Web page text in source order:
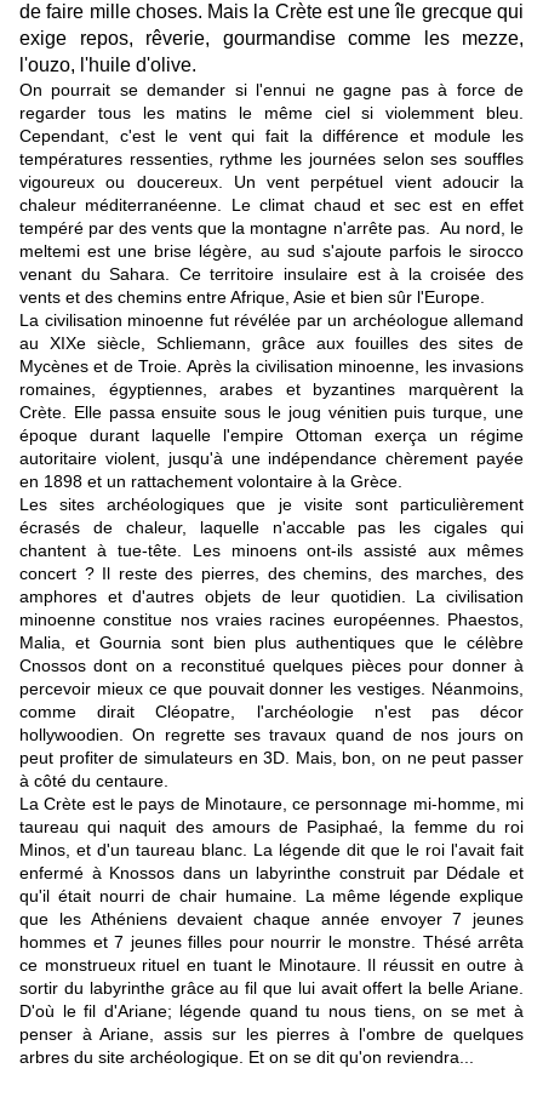
de faire mille choses. Mais la Crète est une île grecque qui
exige repos, rêverie, gourmandise comme les mezze,
l'ouzo, l'huile d'olive.
On pourrait se demander si l'ennui ne gagne pas à force de
regarder tous les matins le même ciel si violemment bleu.
Cependant, c'est le vent qui fait la différence et module les
températures ressenties, rythme les journées selon ses souffles
vigoureux ou doucereux. Un vent perpétuel vient adoucir la
chaleur méditerranéenne. Le climat chaud et sec est en effet
tempéré par des vents que la montagne n'arrête pas. Au nord, le
meltemi est une brise légère, au sud s'ajoute parfois le sirocco
venant du Sahara. Ce territoire insulaire est à la croisée des
vents et des chemins entre Afrique, Asie et bien sûr l'Europe.
La civilisation minoenne fut révélée par un archéologue allemand
au XIXe siècle, Schliemann, grâce aux fouilles des sites de
Mycènes et de Troie. Après la civilisation minoenne, les invasions
romaines, égyptiennes, arabes et byzantines marquèrent la
Crète. Elle passa ensuite sous le joug vénitien puis turque, une
époque durant laquelle l'empire Ottoman exerça un régime
autoritaire violent, jusqu'à une indépendance chèrement payée
en 1898 et un rattachement volontaire à la Grèce.
Les sites archéologiques que je visite sont particulièrement
écrasés de chaleur, laquelle n'accable pas les cigales qui
chantent à tue-tête. Les minoens ont-ils assisté aux mêmes
concert ? Il reste des pierres, des chemins, des marches, des
amphores et d'autres objets de leur quotidien. La civilisation
minoenne constitue nos vraies racines européennes. Phaestos,
Malia, et Gournia sont bien plus authentiques que le célèbre
Cnossos dont on a reconstitué quelques pièces pour donner à
percevoir mieux ce que pouvait donner les vestiges. Néanmoins,
comme dirait Cléopatre, l'archéologie n'est pas décor
hollywoodien. On regrette ses travaux quand de nos jours on
peut profiter de simulateurs en 3D. Mais, bon, on ne peut passer
à côté du centaure.
La Crète est le pays de Minotaure, ce personnage mi-homme, mi
taureau qui naquit des amours de Pasiphaé, la femme du roi
Minos, et d'un taureau blanc. La légende dit que le roi l'avait fait
enfermé à Knossos dans un labyrinthe construit par Dédale et
qu'il était nourri de chair humaine. La même légende explique
que les Athéniens devaient chaque année envoyer 7 jeunes
hommes et 7 jeunes filles pour nourrir le monstre. Thésé arrêta
ce monstrueux rituel en tuant le Minotaure. Il réussit en outre à
sortir du labyrinthe grâce au fil que lui avait offert la belle Ariane.
D'où le fil d'Ariane; légende quand tu nous tiens, on se met à
penser à Ariane, assis sur les pierres à l'ombre de quelques
arbres du site archéologique. Et on se dit qu'on reviendra...